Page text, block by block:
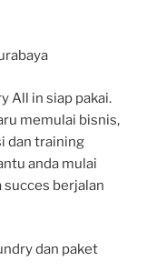
All in siap pakai.
memulai bisnis,
dan training
anda mulai
succes berjalan
dan paket